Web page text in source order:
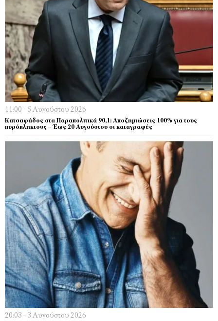
11:00 - 5 Αυγούστου 2026
Κατσαφάδος στα Παραπολιτικά 90,1: Αποζημιώσεις 100% για τους
πυρόπληκτους – Έως 20 Αυγούστου οι καταγραφές
20:03 - 3 Αυγούστου 2026